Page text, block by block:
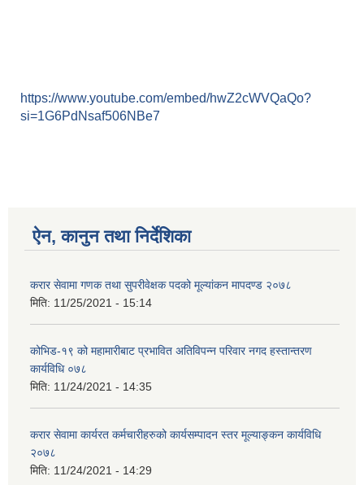
https://www.youtube.com/embed/hwZ2cWVQaQo?
si=1G6PdNsaf506NBe7
ऐन, कानुन तथा निर्देशिका
करार सेवामा गणक तथा सुपरीवेक्षक पदको मूल्यांकन मापदण्ड २०७८
मिति: 11/25/2021 - 15:14
कोभिड-१९ को महामारीबाट प्रभावित अतिविपन्न परिवार नगद हस्तान्तरण
कार्यविधि ०७८
मिति: 11/24/2021 - 14:35
करार सेवामा कार्यरत कर्मचारीहरुको कार्यसम्पादन स्तर मूल्याङ्कन कार्यविधि
२०७८
मिति: 11/24/2021 - 14:29